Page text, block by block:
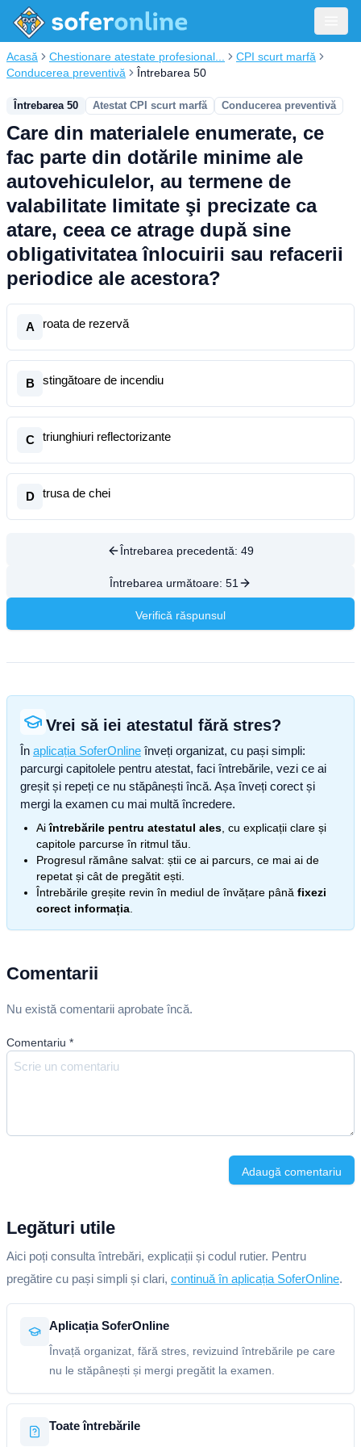
Acasă Chestionare atestate profesional...
CPI scurt marfă
Conducerea preventivă
Întrebarea 50
Întrebarea 50 Atestat CPI scurt marfă Conducerea preventivă
Care din materialele enumerate, ce
fac parte din dotările minime ale
autovehiculelor, au termene de
valabilitate limitate şi precizate ca
atare, ceea ce atrage după sine
obligativitatea înlocuirii sau refacerii
periodice ale acestora?
A roata de rezervă
B stingătoare de incendiu
C triunghiuri reflectorizante
D trusa de chei
Întrebarea precedentă: 49
Întrebarea următoare: 51
Verifică răspunsul
Vrei să iei atestatul fără stres?
În aplicația SoferOnline înveți organizat, cu pași simpli:
parcurgi capitolele pentru atestat, faci întrebările, vezi ce ai
greșit și repeți ce nu stăpânești încă. Așa înveți corect și
mergi la examen cu mai multă încredere.
Aiîntrebările pentru atestatul ales , cu explicații clare și
capitole parcurse în ritmul tău.
Progresul rămâne salvat: știi ce ai parcurs, ce mai ai de
repetat și cât de pregătit ești.
Întrebările greșite revin în mediul de învățare până fixezi
corect informația
Comentarii
Nu există comentarii aprobate încă.
Comentariu *
Adaugă comentariu
Legături utile
Aici poți consulta întrebări, explicații și codul rutier. Pentru
pregătire cu pași simpli și clari, continuă în aplicația SoferOnline.
Aplicația SoferOnline
Învață organizat, fără stres, revizuind întrebările pe care
nu le stăpânești și mergi pregătit la examen.
Toate întrebările